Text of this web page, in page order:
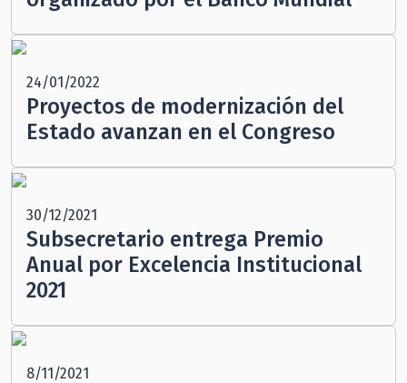
24/01/2022
Proyectos de modernización del
Estado avanzan en el Congreso
30/12/2021
Subsecretario entrega Premio
Anual por Excelencia Institucional
2021
8/11/2021